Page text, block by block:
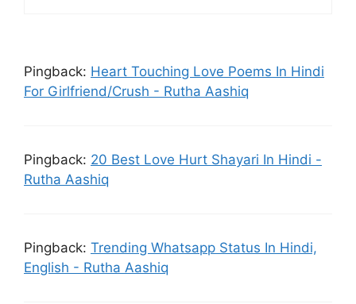
Pingback: Heart Touching Love Poems In Hindi
For Girlfriend/Crush - Rutha Aashiq
Pingback: 20 Best Love Hurt Shayari In Hindi -
Rutha Aashiq
Pingback: Trending Whatsapp Status In Hindi,
English - Rutha Aashiq